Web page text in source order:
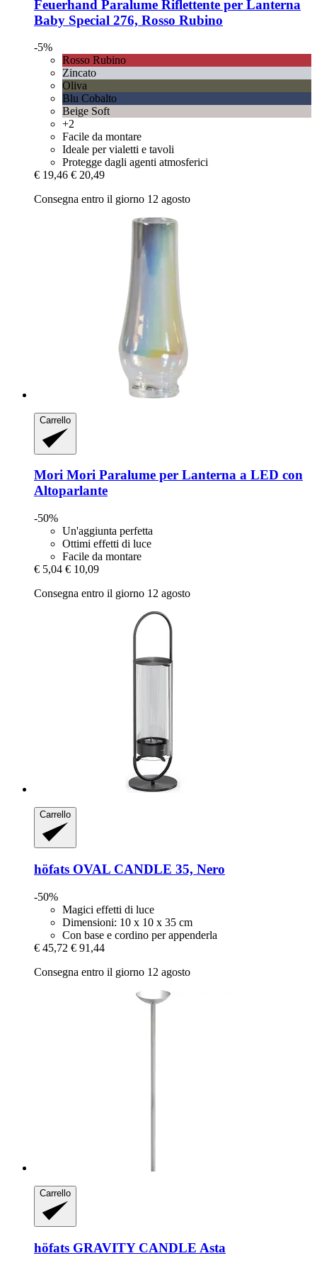
Feuerhand Paralume Riflettente per Lanterna
Baby Special 276, Rosso Rubino
-5%
Rosso Rubino
Zincato
Oliva
Blu Cobalto
Beige Soft
+2
Facile da montare
Ideale per vialetti e tavoli
Protegge dagli agenti atmosferici
€ 19,46 € 20,49
Consegna entro il giorno 12 agosto
Carrello
Mori Mori Paralume per Lanterna a LED con
Altoparlante
-50%
Un'aggiunta perfetta
Ottimi effetti di luce
Facile da montare
€ 5,04 € 10,09
Consegna entro il giorno 12 agosto
Carrello
höfats OVAL CANDLE 35, Nero
-50%
Magici effetti di luce
Dimensioni: 10 x 10 x 35 cm
Con base e cordino per appenderla
€ 45,72 € 91,44
Consegna entro il giorno 12 agosto
Carrello
höfats GRAVITY CANDLE Asta